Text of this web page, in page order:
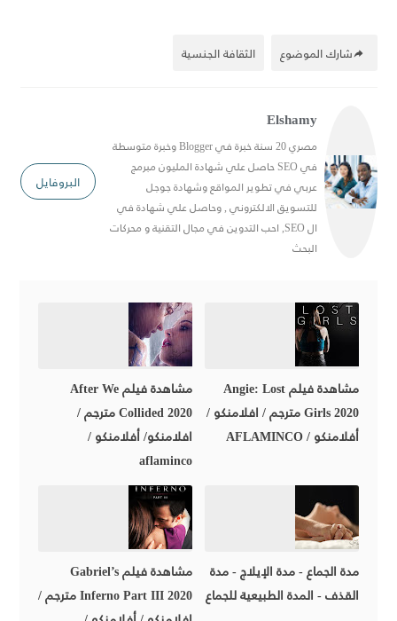
الثقافة الجنسية شارك الموضوع
Elshamy
مصري 20 سنة خبرة في Blogger وخبرة متوسطة
في SEO حاصل علي شهادة المليون مبرمج
عربي في تطوير المواقع وشهادة جوجل
للتسويق الالكتروني , وحاصل علي شهادة في
ال SEO, احب التدوين في مجال التقنية و محركات
البحث
البروفايل
مشاهدة فيلم After We
Collided 2020 مترجم /
افلامنكو/ أفلامنكو /
aflaminco
مشاهدة فيلم Angie: Lost
Girls 2020 مترجم / افلامنكو /
أفلامنكو / AFLAMINCO
مشاهدة فيلم Gabriel’s
Inferno Part III 2020 مترجم /
مدة الجماع - مدة الإيلاج - مدة
القذف - المدة الطبيعية للجماع